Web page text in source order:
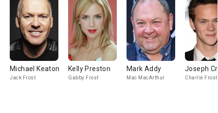
Michael Keaton
Jack Frost
Kelly Preston
Gabby Frost
Mark Addy
Mac MacArthur
Joseph
Charlie Frost